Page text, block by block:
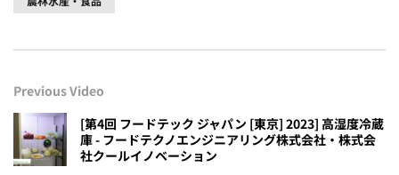
Previous Video
[第4回 フードテック ジャパン [東京] 2023] 高湿度冷蔵
庫 - フードテクノエンジニアリング株式会社・株式会
社クールイノベーション